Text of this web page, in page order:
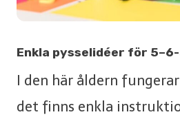
Enkla pysselidéer för
I den här åldern
det finns enkla